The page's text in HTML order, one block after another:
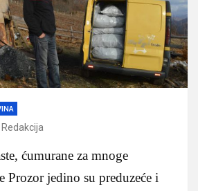
Redakcija
ćumurane za mnoge
Prozor jedino su preduzeće i